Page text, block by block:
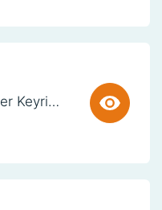
Silver Letter Keyring - S (set van 3)